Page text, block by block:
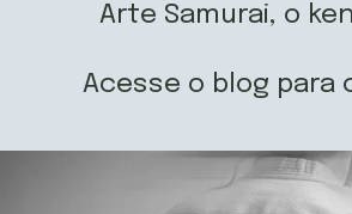
Arte Samurai, o
Acesse o blog para